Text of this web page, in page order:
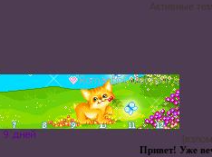
Активные
Привет! Уже